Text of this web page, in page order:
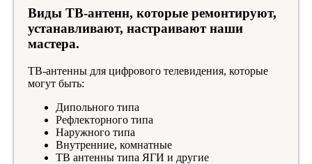
Виды ТВ-антенн, которые ремонтируют,
устанавливают, настраивают наши
мастера.
ТВ-антенны для цифрового телевидения, которые
могут быть:
Дипольного типа
Рефлекторного типа
Наружного типа
Внутренние, комнатные
ТВ антенны типа ЯГИ и другие